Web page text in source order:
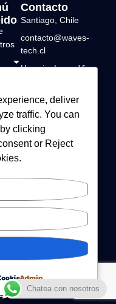
Contacto
Santiago, Chile
contacto@waves-
tech.cl
Horario: Lun a Vie –
reservados. |
deliver
traffic. You can
clicking
or Reject
Chatea con nosotros